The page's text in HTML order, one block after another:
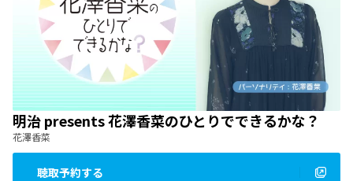
明治 presents 花澤香菜のひとりでできるかな？
花澤香菜
聴取予約する